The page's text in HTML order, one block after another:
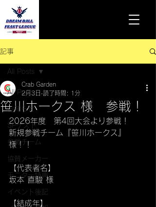
記事
All Posts
お知らせ
SPゲスト
参戦チーム
協賛メーカー
モニター特典
イベント後記
All Posts
笹川ホークス 様 参戦！
Crab Garden
2月3日 読了時間: 1分
2026年度　第4回大会より参戦！
新規参戦チーム『笹川ホークス』
様！！
【代表者名】
坂本 直駿 様
【結成年】